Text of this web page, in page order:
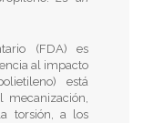
(FDA) es
al impacto
está
mecanización,
torsión, a los